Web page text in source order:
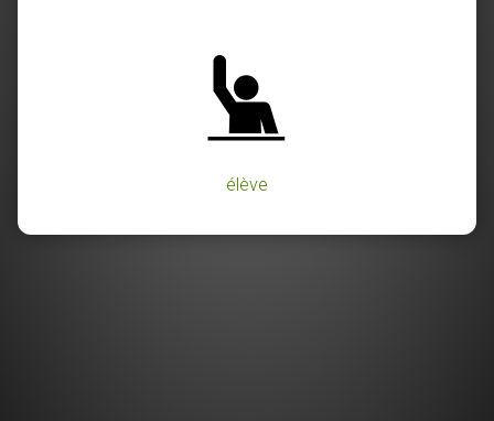
élève